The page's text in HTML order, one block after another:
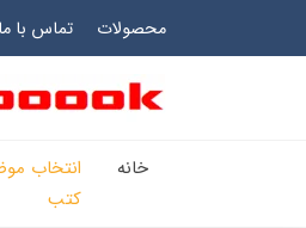
محصولات تماس با ما
خانه
انتخاب​
کتب